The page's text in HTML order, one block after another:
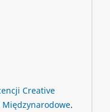
Creative
.